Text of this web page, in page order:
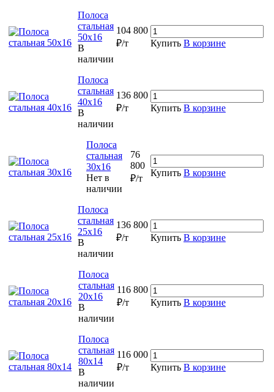
Полоса
стальная
50х16
В
наличии
104 800
₽/т
Купить В корзине
Полоса
стальная
40х16
В
наличии
136 800
₽/т
Купить В корзине
Полоса
стальная
30х16
Нет в
наличии
76
800
₽/т
Купить В корзине
Полоса
стальная
25х16
В
наличии
136 800
₽/т
Купить В корзине
Полоса
стальная
20х16
В
наличии
116 800
₽/т
Купить В корзине
Полоса
стальная
80х14
В
наличии
116 000
₽/т
Купить В корзине